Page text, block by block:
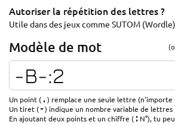
Autoriser la répétition des lettres ?
Utile dans des jeux comme SUTOM
Modèle de mot
Un point (.) remplace une seule lettre (n'importe
Un tiret (-) indique un nombre variable de lettres
En ajoutant deux points et un chiffre (: N°), tu